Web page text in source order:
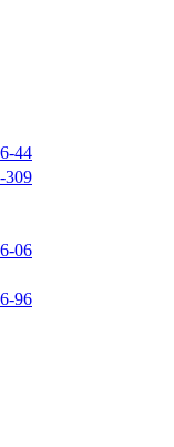
44
309
06
96